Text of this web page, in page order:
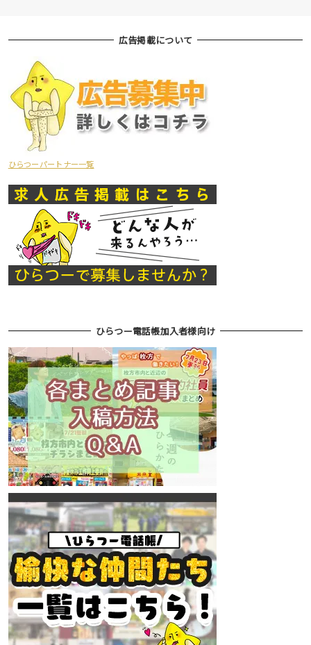
広告掲載について
ひらつーパートナー一覧
ひらつー電話帳加入者様向け